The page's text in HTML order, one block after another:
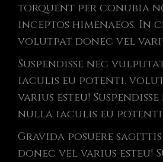
torquent per conubia
inceptos himenaeos. In
volutpat donec vel
Suspendisse nec
iaculis eu potenti.
varius esteu!
nulla iaculis eu potenti.
Gravida posuere
donec vel varius esteu!